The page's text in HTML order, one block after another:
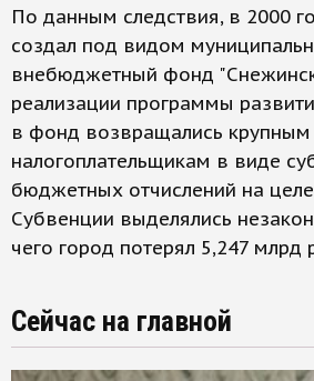
По данным следствия, в 2000
создал под видом
внебюджетный фонд
реализации программы
в фонд возвращались крупным
налогоплательщикам в виде
бюджетных отчислений на
Субвенции выделялись
чего город потерял 5,247 млрд
Сейчас на главной